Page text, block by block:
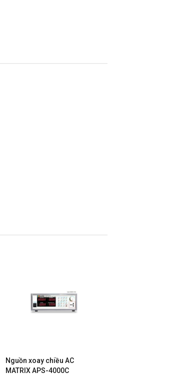
Nguồn xoay chiều AC
MATRIX APS-4000C